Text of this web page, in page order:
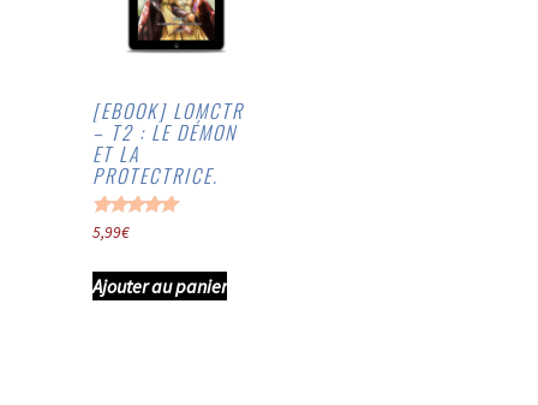
[EBOOK] LOMCTR
– T2 : LE DÉMON
ET LA
PROTECTRICE.
Note
5.00
5,99€
Ajouter au panier